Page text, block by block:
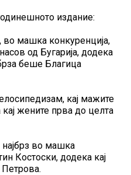
издание:
во машка конкуренција,
од Бугарија, додека
беше Благица
кај мажите
жените прва до целта
во машка
Костоски, додека кај